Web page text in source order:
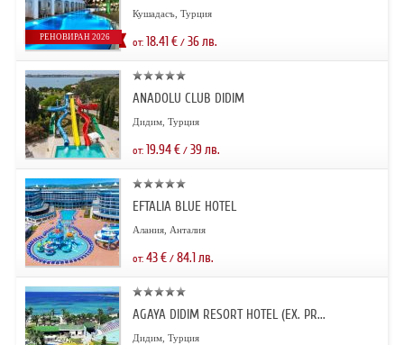
РЕНОВИРАН 2026
Кушадасъ, Турция
от: 18.41€/ 36лв.
ANADOLU CLUB DIDIM
Дидим, Турция
от: 19.94€/ 39 лв.
EFTALIA BLUE HOTEL
Алания, Анталия
от: 43€/ 84.1лв.
AGAYA DIDIM RESORT HOTEL (EX. PR...
Дидим, Турция